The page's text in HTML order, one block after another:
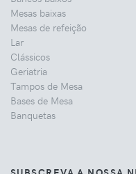
Mesas baixas
Mesas de refeição
Lar
Clássicos
Geriatria
Tampos de Mesa
Bases de Mesa
Banquetas